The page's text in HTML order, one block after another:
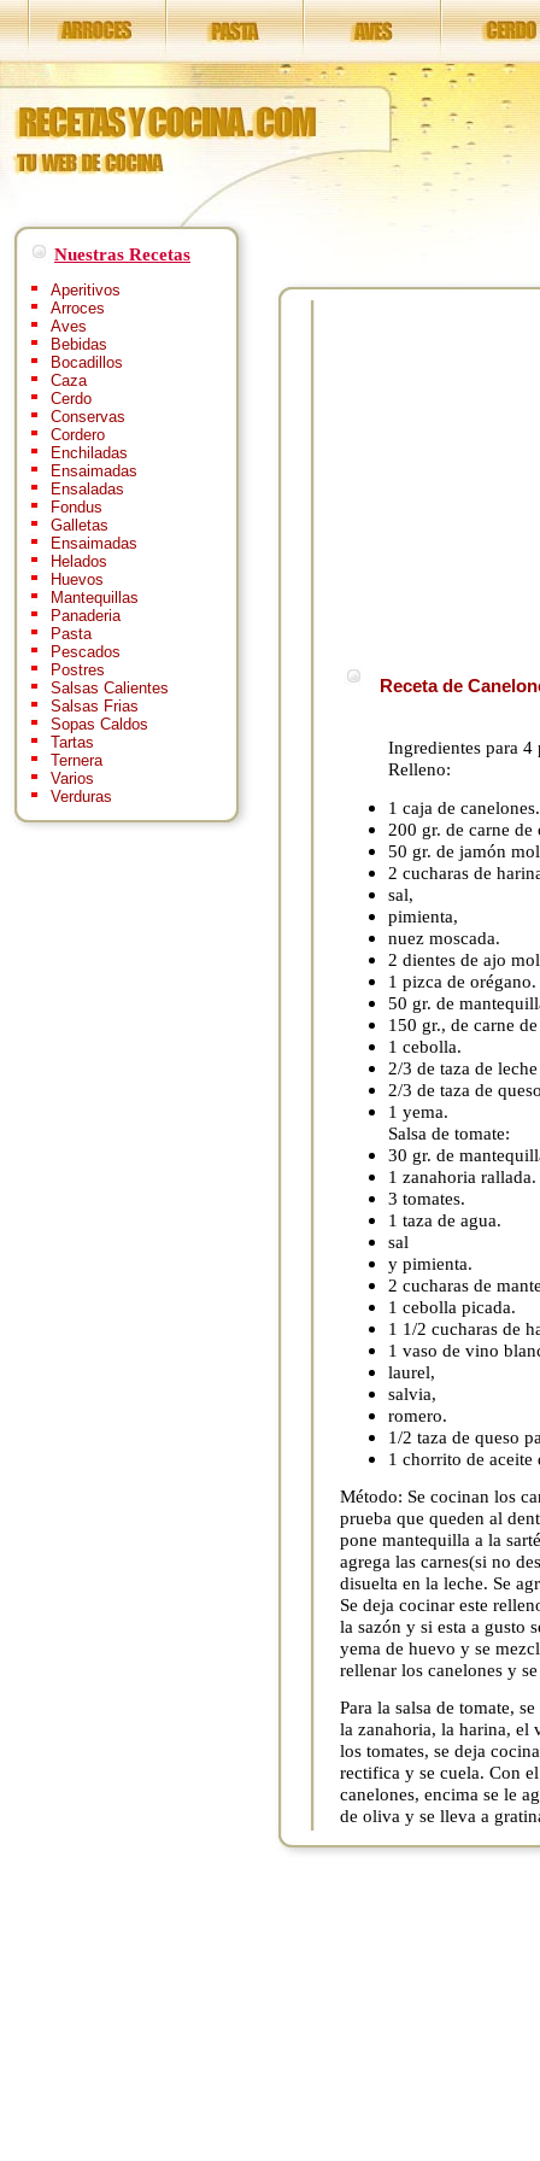
Nuestras Recetas
Aperitivos
Arroces
Aves
Bebidas
Bocadillos
Caza
Cerdo
Conservas
Cordero
Enchiladas
Ensaimadas
Ensaladas
Fondus
Galletas
Ensaimadas
Helados
Huevos
Mantequillas
Panaderia
Pasta
Pescados
Postres
Salsas Calientes
Salsas Frias
Sopas Caldos
Tartas
Ternera
Varios
Verduras
Receta de
Ingredientes para 4
Relleno:
1 caja de canelones.
200 gr. de carne
50 gr. de jamón
2 cucharas de
sal,
pimienta,
nuez moscada.
2 dientes de ajo
1 pizca de orégano.
50 gr. de
150 gr., de carne
1 cebolla.
2/3 de taza de
2/3 de taza de
1 yema.
Salsa de tomate:
30 gr. de
1 zanahoria rallada.
3 tomates.
1 taza de agua.
sal
y pimienta.
2 cucharas de
1 cebolla picada.
1 1/2 cucharas de
1 vaso de vino
laurel,
salvia,
romero.
1/2 taza de queso
1 chorrito de aceite
Método: Se cocinan los
prueba que queden al
pone mantequilla a la
agrega las carnes(si no
disuelta en la leche. Se
Se deja cocinar este
la sazón y si esta a gusto
yema de huevo y se
rellenar los canelones y
Para la salsa de tomate,
la zanahoria, la harina, el
los tomates, se deja
rectifica y se cuela. Con
canelones, encima se le
de oliva y se lleva a